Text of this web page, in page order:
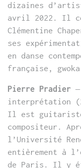
dizaines
avril 2022. Il
Clémentine
ses
en danse
française,
Pierre Pradier
interprétation
Il est
compositeur.
l’Université
entièrement à
de Paris. Il y